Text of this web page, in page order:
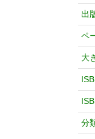
出
ペ
大
分